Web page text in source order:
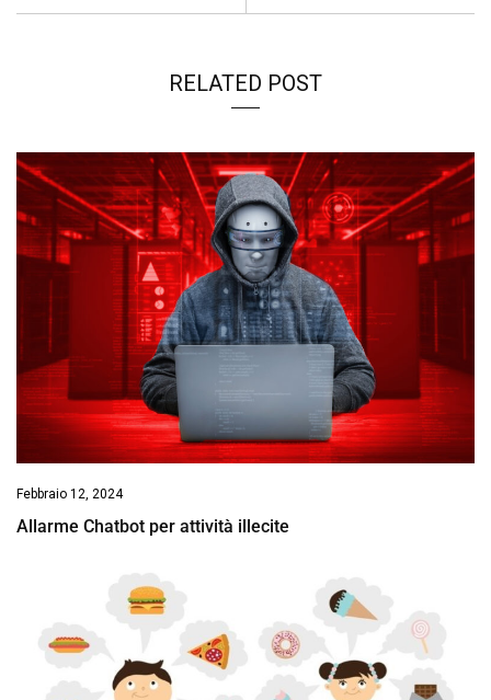
RELATED POST
Febbraio 12, 2024
Allarme Chatbot per attività illecite